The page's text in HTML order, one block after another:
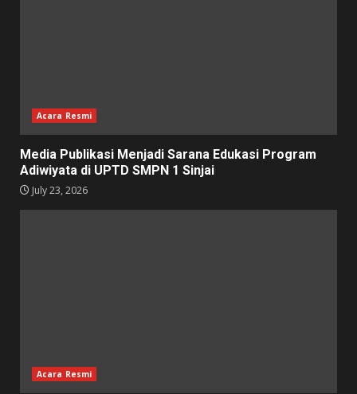
Acara Resmi
Media Publikasi Menjadi Sarana Edukasi Program
Adiwiyata di UPTD SMPN 1 Sinjai
July 23, 2026
Acara Resmi